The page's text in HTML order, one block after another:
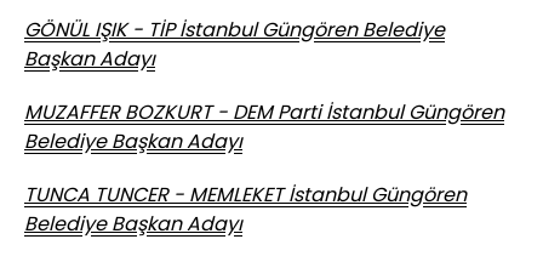
GÖNÜL IŞIK - TİP İstanbul Güngören Belediye
Başkan Adayı
MUZAFFER BOZKURT - DEM Parti İstanbul Güngören
Belediye Başkan Adayı
TUNCA TUNCER - MEMLEKET İstanbul Güngören
Belediye Başkan Adayı